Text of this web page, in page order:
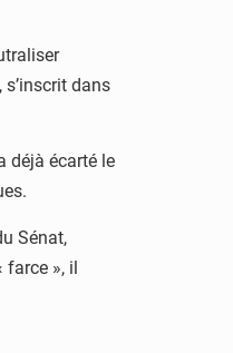
dans
déjà écarté le
Sénat,
farce », il